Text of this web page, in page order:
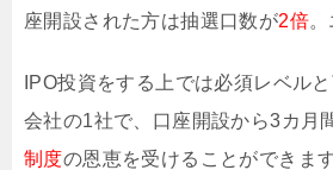
座開設された方は抽選口数が2倍
IPO投資をする上では必須レベル
会社の1社で、口座開設から3カ月
制度の恩恵を受けることができます